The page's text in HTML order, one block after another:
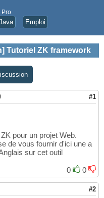
Pro
Emploi
Tutoriel ZK framework
#1
pour un projet Web.
de vous fournir d'ici une a
sur cet outil
0
0
#2